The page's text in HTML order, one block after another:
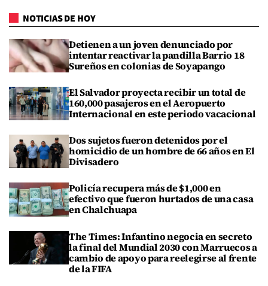
NOTICIAS DE HOY
Detienen a un joven denunciado por
intentar reactivar la pandilla Barrio 18
Sureños en colonias de Soyapango
El Salvador proyecta recibir un total de
160,000 pasajeros en el Aeropuerto
Internacional en este periodo vacacional
Dos sujetos fueron detenidos por el
homicidio de un hombre de 66 años en El
Divisadero
Policía recupera más de $1,000 en
efectivo que fueron hurtados de una casa
en Chalchuapa
The Times: Infantino negocia en secreto
la final del Mundial 2030 con Marruecos a
cambio de apoyo para reelegirse al frente
de la FIFA